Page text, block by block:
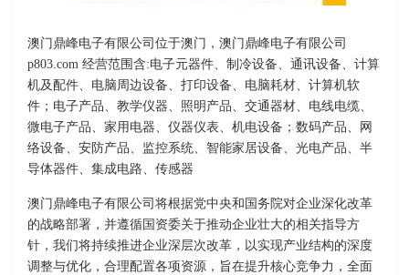
澳门鼎峰电子有限公司位于澳门，澳门鼎峰电子有限公司
p803.com 经营范围含:电子元器件、制冷设备、通讯设备、计算
机及配件、电脑周边设备、打印设备、电脑耗材、计算机软
件；电子产品、教学仪器、照明产品、交通器材、电线电缆、
微电子产品、家用电器、仪器仪表、机电设备；数码产品、网
络设备、安防产品、监控系统、智能家居设备、光电产品、半
导体器件、集成电路、传感器
澳门鼎峰电子有限公司将根据党中央和国务院对企业深化改革
的战略部署，并遵循国资委关于推动企业壮大的相关指导方
针，我们将持续推进企业深层次改革，以实现产业结构的深度
调整与优化，合理配置各项资源，旨在提升核心竞争力，全面